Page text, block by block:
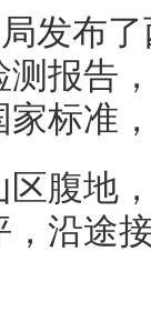
发布
报告
标准
腹地
，沿途